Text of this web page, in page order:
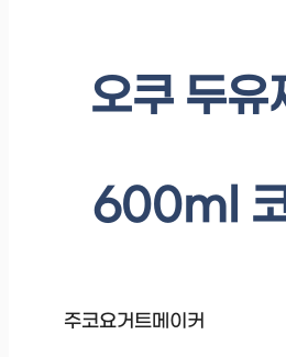
오쿠 두유
600ml
주코요거트메이커